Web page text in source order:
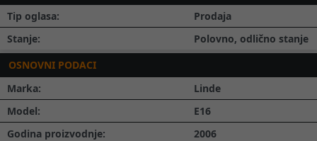
Tip oglasa:
Prodaja
Stanje:
Polovno, odlično stanje
OSNOVNI PODACI
Marka:
Linde
Model:
E16
Godina proizvodnje:
2006